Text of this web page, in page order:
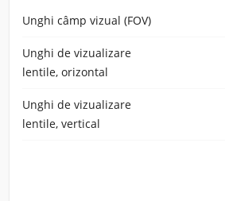
Unghi câmp vizual (FOV)
Unghi de vizualizare
lentile, orizontal
Unghi de vizualizare
lentile, vertical